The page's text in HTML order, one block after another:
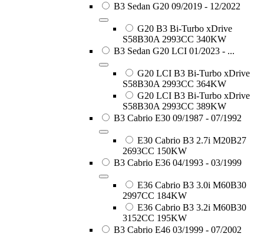
B3 Sedan G20 09/2019 - 12/2022
G20 B3 Bi-Turbo xDrive
S58B30A 2993CC 340KW
B3 Sedan G20 LCI 01/2023 - ...
G20 LCI B3 Bi-Turbo xDrive
S58B30A 2993CC 364KW
G20 LCI B3 Bi-Turbo xDrive
S58B30A 2993CC 389KW
B3 Cabrio E30 09/1987 - 07/1992
E30 Cabrio B3 2.7i M20B27
2693CC 150KW
B3 Cabrio E36 04/1993 - 03/1999
E36 Cabrio B3 3.0i M60B30
2997CC 184KW
E36 Cabrio B3 3.2i M60B30
3152CC 195KW
B3 Cabrio E46 03/1999 - 07/2002